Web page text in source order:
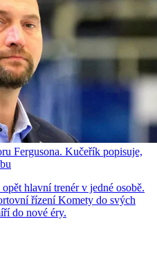
Fergusona. Kučeřík popisuje,
hlavní trenér v jedné osobě.
řízení Komety do svých
do nové éry.